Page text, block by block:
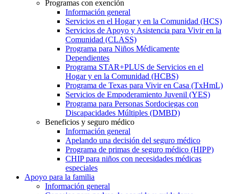
Programas con exención
Información general
Servicios en el Hogar y en la Comunidad (HCS)
Servicios de Apoyo y Asistencia para Vivir en la
Comunidad (CLASS)
Programa para Niños Médicamente
Dependientes
Programa STAR+PLUS de Servicios en el
Hogar y en la Comunidad (HCBS)
Programa de Texas para Vivir en Casa (TxHmL)
Servicios de Empoderamiento Juvenil (YES)
Programa para Personas Sordociegas con
Discapacidades Múltiples (DMBD)
Beneficios y seguro médico
Información general
Apelando una decisión del seguro médico
Programa de primas de seguro médico (HIPP)
CHIP para niños con necesidades médicas
especiales
Apoyo para la familia
Información general